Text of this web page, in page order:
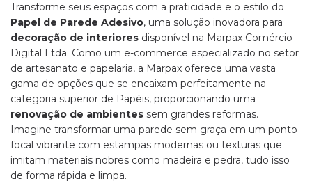
Transforme seus espaços com a praticidade e o estilo do
Papel de Parede Adesivo, uma solução inovadora para
decoração de interiores disponível na Marpax Comércio
Digital Ltda. Como um e-commerce especializado no setor
de artesanato e papelaria, a Marpax oferece uma vasta
gama de opções que se encaixam perfeitamente na
categoria superior de Papéis, proporcionando uma
renovação de ambientes sem grandes reformas.
Imagine transformar uma parede sem graça em um ponto
focal vibrante com estampas modernas ou texturas que
imitam materiais nobres como madeira e pedra, tudo isso
de forma rápida e limpa.